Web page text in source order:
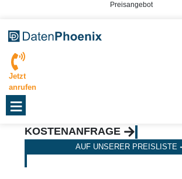
Preisangebot
Jetzt
anrufen
≡
KOSTENANFRAGE
AUF UNSERER PREISLISTE